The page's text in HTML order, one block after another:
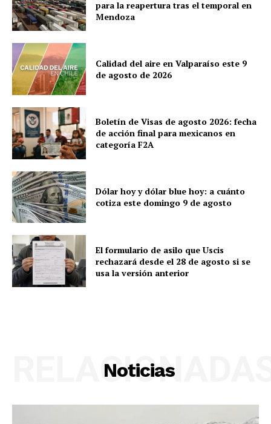
para la reapertura tras el temporal en
Mendoza
Calidad del aire en Valparaíso este 9
de agosto de 2026
Boletín de Visas de agosto 2026: fecha
de acción final para mexicanos en
categoría F2A
Dólar hoy y dólar blue hoy: a cuánto
cotiza este domingo 9 de agosto
El formulario de asilo que Uscis
rechazará desde el 28 de agosto si se
usa la versión anterior
Noticias